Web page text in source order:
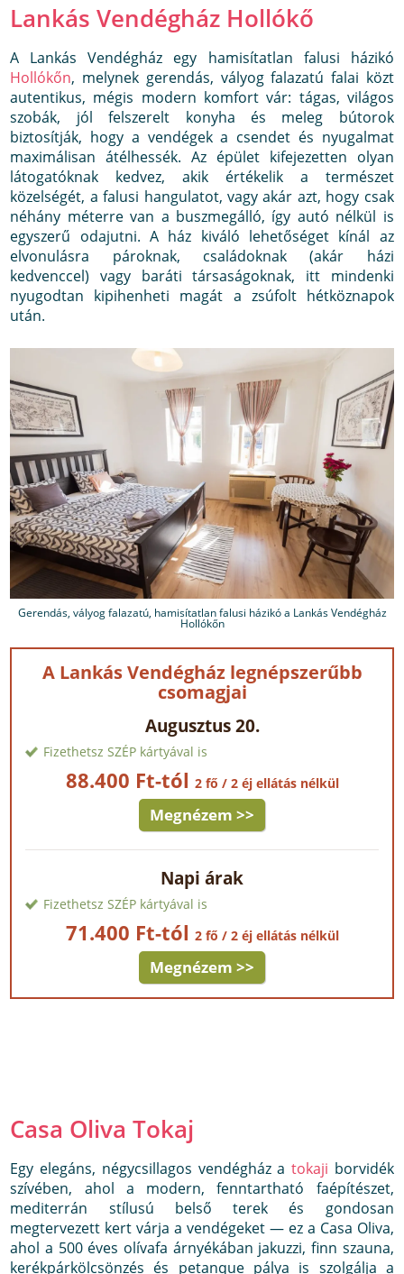
Lankás Vendégház Hollókő
A Lankás Vendégház egy hamisítatlan falusi házikó
Hollókőn, melynek gerendás, vályog falazatú falai közt
autentikus, mégis modern komfort vár: tágas, világos
szobák, jól felszerelt konyha és meleg bútorok
biztosítják, hogy a vendégek a csendet és nyugalmat
maximálisan átélhessék. Az épület kifejezetten olyan
látogatóknak kedvez, akik értékelik a természet
közelségét, a falusi hangulatot, vagy akár azt, hogy csak
néhány méterre van a buszmegálló, így autó nélkül is
egyszerű odajutni. A ház kiváló lehetőséget kínál az
elvonulásra pároknak, családoknak (akár házi
kedvenccel) vagy baráti társaságoknak, itt mindenki
nyugodtan kipihenheti magát a zsúfolt hétköznapok
után.
Gerendás, vályog falazatú, hamisítatlan falusi házikó a Lankás Vendégház
Hollókőn
A Lankás Vendégház legnépszerűbb
csomagjai
Augusztus 20.
Fizethetsz SZÉP kártyával is
88.400 Ft-tól 2 fő / 2 éj ellátás nélkül
Megnézem >>
Napi árak
Fizethetsz SZÉP kártyával is
71.400 Ft-tól 2 fő / 2 éj ellátás nélkül
Megnézem >>
Casa Oliva Tokaj
Egy elegáns, négycsillagos vendégház atokaji borvidék
szívében, ahol a modern, fenntartható faépítészet,
mediterrán stílusú belső terek és gondosan
megtervezett kert várja a vendégeket — ez a Casa Oliva,
ahol a 500 éves olívafa árnyékában jakuzzi, finn szauna,
kerékpárkölcsönzés és petanque pálya is szolgálja a